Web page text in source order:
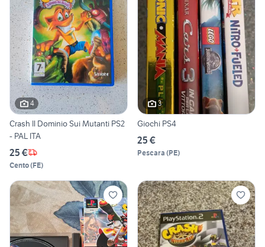
4
Crash Il Dominio Sui Mutanti PS2
- PAL ITA
25 €
Cento(FE)
3
Giochi PS4
25 €
Pescara (PE)